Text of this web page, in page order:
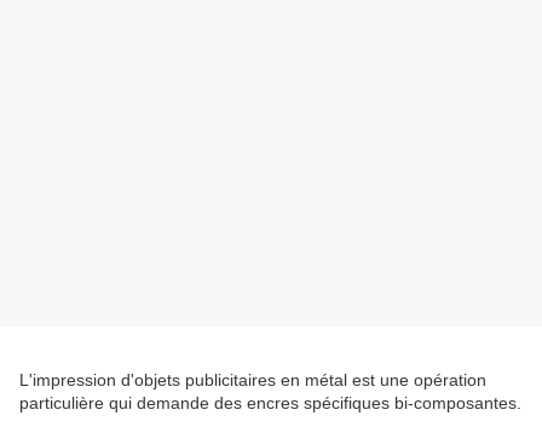
L'impression d'objets publicitaires en métal est une opération
particulière qui demande des encres spécifiques bi-composantes.